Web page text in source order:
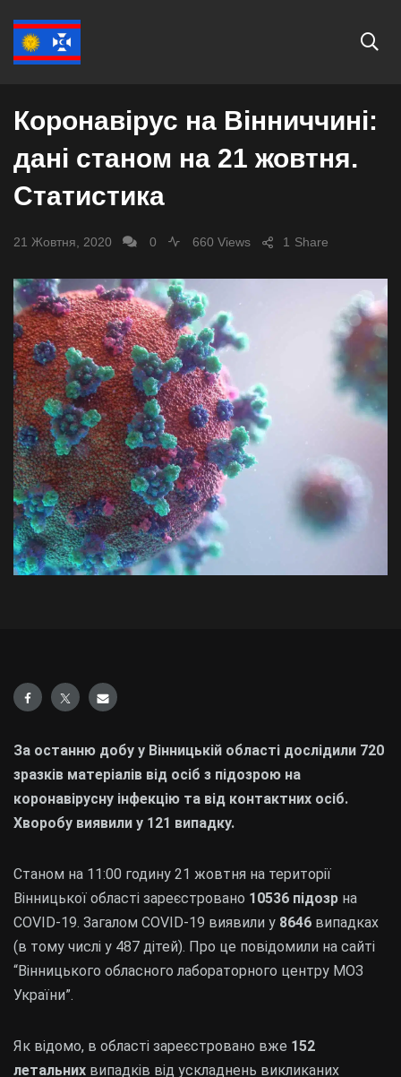
COVID-19
Коронавірус на Вінниччині:
дані станом на 21 жовтня.
Статистика
21 Жовтня, 2020 0 660 Views Share
1
За останню добу у Вінницькій області дослідили 720
зразків матеріалів від осіб з підозрою на
коронавірусну інфекцію та від контактних осіб.
Хворобу виявили у 121 випадку.
Станом на 11:00 годину 21 жовтня на території
Вінницької області зареєстровано 10536 підозр на
COVID-19. Загалом COVID-19 виявили у 8646 випадках
(в тому числі у 487 дітей). Про це повідомили на сайті
“Вінницького обласного лабораторного центру МОЗ
України”.
Як відомо, в області зареєстровано вже 152
летальних випадків від ускладнень викликаних